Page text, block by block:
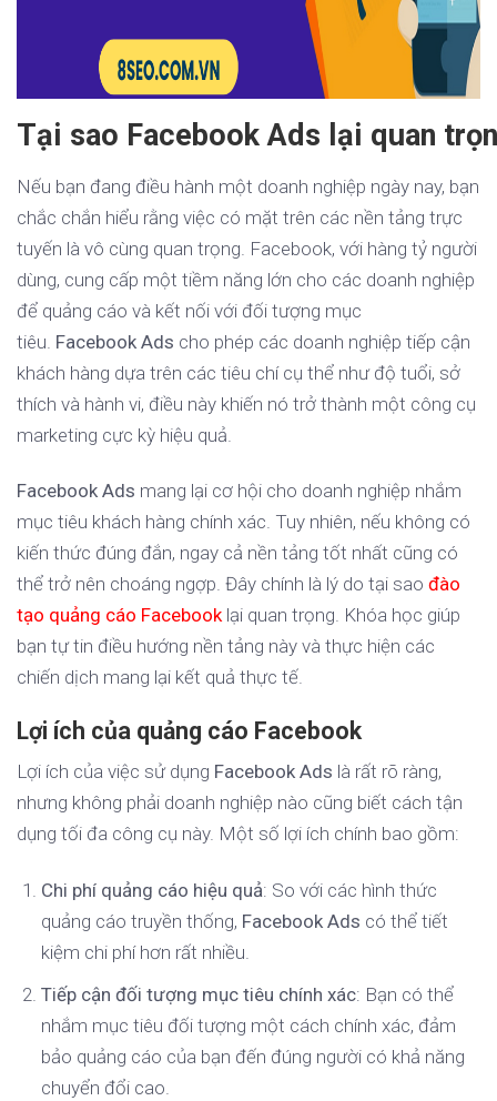
Tại sao Facebook Ads lại quan
Nếu bạn đang điều hành một doanh nghiệp ngày nay, bạn
chắc chắn hiểu rằng việc có mặt trên các nền tảng trực
tuyến là vô cùng quan trọng. Facebook, với hàng tỷ người
dùng, cung cấp một tiềm năng lớn cho các doanh nghiệp
để quảng cáo và kết nối với đối tượng mục
tiêu. Facebook Ads cho phép các doanh nghiệp tiếp cận
khách hàng dựa trên các tiêu chí cụ thể như độ tuổi, sở
thích và hành vi, điều này khiến nó trở thành một công cụ
marketing cực kỳ hiệu quả.
Facebook Ads mang lại cơ hội cho doanh nghiệp nhắm
mục tiêu khách hàng chính xác. Tuy nhiên, nếu không có
kiến thức đúng đắn, ngay cả nền tảng tốt nhất cũng có
thể trở nên choáng ngợp. Đây chính là lý do tại sao đào
tạo quảng cáo Facebook lại quan trọng. Khóa học giúp
bạn tự tin điều hướng nền tảng này và thực hiện các
chiến dịch mang lại kết quả thực tế.
Lợi ích của quảng cáo Facebook
Lợi ích của việc sử dụng Facebook Ads là rất rõ ràng,
nhưng không phải doanh nghiệp nào cũng biết cách tận
dụng tối đa công cụ này. Một số lợi ích chính bao gồm:
Chi phí quảng cáo hiệu quả: So với các hình thức
quảng cáo truyền thống, Facebook Ads có thể tiết
kiệm chi phí hơn rất nhiều.
Tiếp cận đối tượng mục tiêu chính xác: Bạn có thể
nhắm mục tiêu đối tượng một cách chính xác, đảm
bảo quảng cáo của bạn đến đúng người có khả năng
chuyển đổi cao.